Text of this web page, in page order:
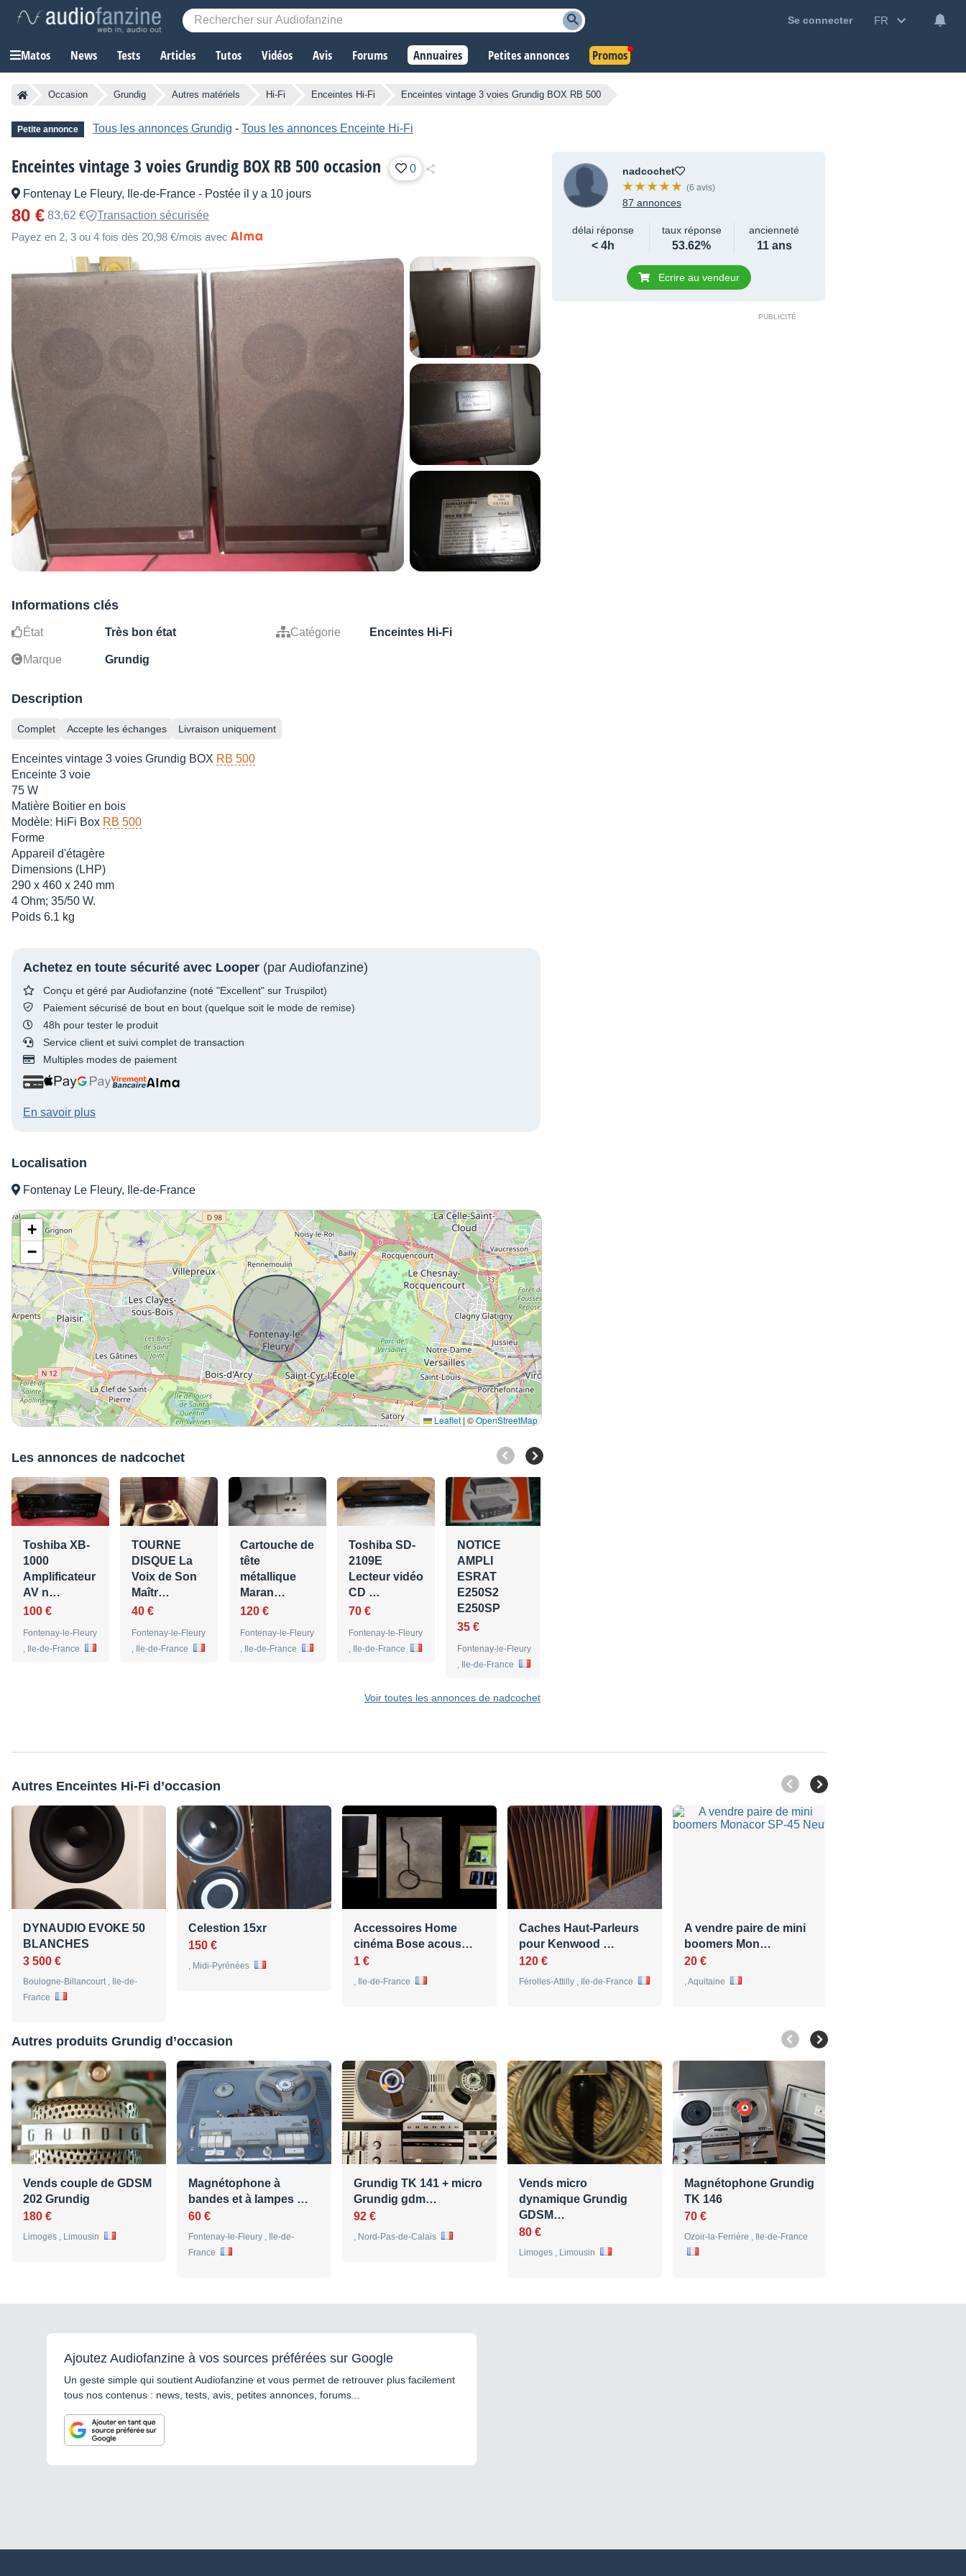
Se connecter FR
Matos News Tests Articles Tutos Vidéos Avis Forums Annuaires Petites annonces Promos
Occasion Grundig Autres matériels Hi-Fi Enceintes Hi-Fi Enceintes vintage 3 voies Grundig BOX RB 500
Petite annonce Tous les annonces Grundig - Tous les annonces Enceinte Hi-Fi
Enceintes vintage 3 voies Grundig BOX RB 500 occasion 0
Fontenay Le Fleury, Ile-de-France - Postée il y a 10 jours
80 € 83,62 €
Transaction sécurisée
Payez en 2, 3 ou 4 fois dès 20,98 €/mois avec
Informations clés
État Très bon état Catégorie Enceintes Hi-Fi
Marque Grundig
Description
Complet Accepte les échanges Livraison uniquement
Enceintes vintage 3 voies Grundig BOX RB 500
Enceinte 3 voie
75 W
Matière Boitier en bois
Modèle: HiFi Box RB 500
Forme
Appareil d'étagère
Dimensions (LHP)
290 x 460 x 240 mm
4 Ohm; 35/50 W.
Poids 6.1 kg
Achetez en toute sécurité avec Looper (par Audiofanzine)
Conçu et géré par Audiofanzine (noté "Excellent" sur Truspilot)
Paiement sécurisé de bout en bout (quelque soit le mode de remise)
48h pour tester le produit
Service client et suivi complet de transaction
Multiples modes de paiement
En savoir plus
Localisation
Fontenay Le Fleury, Ile-de-France
+
−
Leaflet | ©OpenStreetMap
Les annonces de nadcochet
Toshiba XB-
1000
Amplificateur
AV n…
100 €
Fontenay-le-Fleury
, Ile-de-France
TOURNE
DISQUE La
Voix de Son
Maîtr…
40 €
Fontenay-le-Fleury
, Ile-de-France
Cartouche de
tête
métallique
Maran…
120 €
Fontenay-le-Fleury
, Ile-de-France
Toshiba SD-
2109E
Lecteur vidéo
CD …
70 €
Fontenay-le-Fleury
, Ile-de-France
NOTICE
AMPLI
ESRAT
E250S2
E250SP
35 €
Fontenay-le-Fleury
, Ile-de-France
Voir toutes les annonces de nadcochet
nadcochet
(6 avis)
87 annonces
délai réponse
< 4h
taux réponse
53.62%
ancienneté
11 ans
Ecrire au vendeur
Autres Enceintes Hi-Fi d’occasion
DYNAUDIO EVOKE 50
BLANCHES
3 500 €
Boulogne-Billancourt , Ile-de-
France
Celestion 15xr
150 €
, Midi-Pyrénées
Accessoires Home
cinéma Bose acous…
1 €
, Ile-de-France
Caches Haut-Parleurs
pour Kenwood …
120 €
Férolles-Attilly , Ile-de-France
A vendre paire de mini
boomers Mon…
20 €
, Aquitaine
Autres produits Grundig d’occasion
Vends couple de GDSM
202 Grundig
180 €
Limoges , Limousin
Magnétophone à
bandes et à lampes …
60 €
Fontenay-le-Fleury , Ile-de-
France
Grundig TK 141 + micro
Grundig gdm…
92 €
, Nord-Pas-de-Calais
Vends micro
dynamique Grundig
GDSM…
80 €
Limoges , Limousin
Magnétophone Grundig
TK 146
70 €
Ozoir-la-Ferrière , Ile-de-France
Ajoutez Audiofanzine à vos sources préférées sur Google
Un geste simple qui soutient Audiofanzine et vous permet de retrouver plus facilement
tous nos contenus : news, tests, avis, petites annonces, forums...